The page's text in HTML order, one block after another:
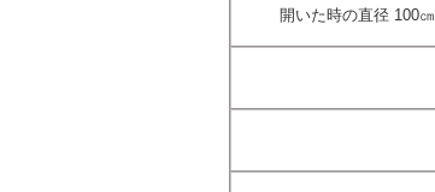
開いた時の直径 100㎝